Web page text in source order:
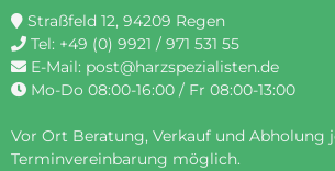
Straßfeld 12, 94209 Regen
Tel: +49 (0) 9921 / 971 531 55
E-Mail: post@harzspezialisten.de
Mo-Do 08:00-16:00 / Fr 08:00-13:00
Vor Ort Beratung, Verkauf und Abholung
Terminvereinbarung möglich.